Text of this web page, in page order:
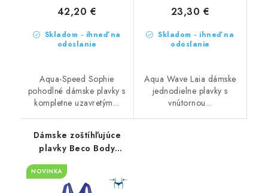
Skladom - ihneď na
odoslanie
42,20 €
Aqua-Speed Sophie
pohodlné dámske plavky s
kompletne uzavretým...
Skladom - ihneď na
odoslanie
23,30 €
Aqua Wave Laia dámske
jednodielne plavky s
vnútornou...
Dámske zoštíhľujúce
plavky Beco Body
NOVINKA